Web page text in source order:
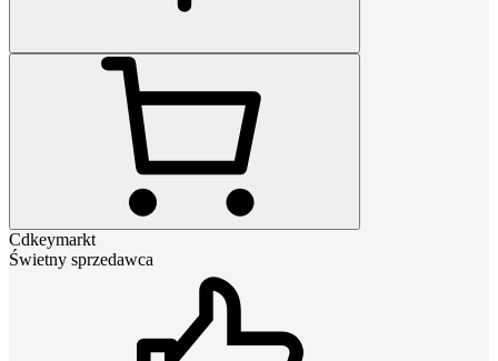
Cdkeymarkt
Świetny sprzedawca